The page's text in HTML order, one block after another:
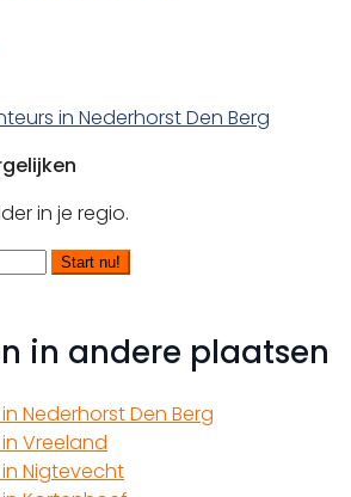
in Nederhorst Den Berg
in je regio.
Start nu!
in andere plaatsen
Nederhorst Den Berg
Vreeland
Nigtevecht